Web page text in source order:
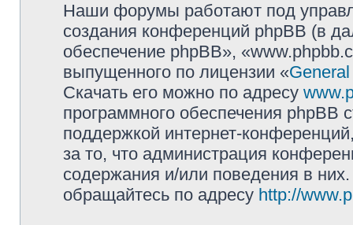
Наши форумы работают под
создания конференций phpBB (в
обеспечение phpBB»,
выпущенного по лицензии «
Скачать его можно по адресу
программного обеспечения phpBB
поддержкой интернет-
за то, что администрация
содержания и/или поведения в
обращайтесь по адресу http://